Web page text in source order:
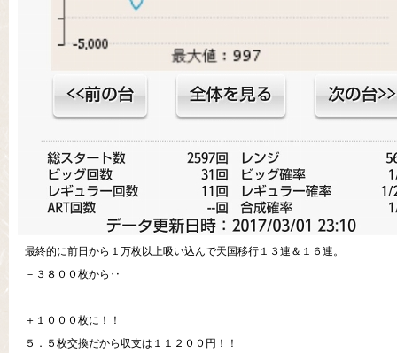
最終的に前日から１万枚以上吸い込んで天国移行１３連＆１６連。
－３８００枚から‥
＋１０００枚に！！
５．５枚交換だから収支は１１２００円！！